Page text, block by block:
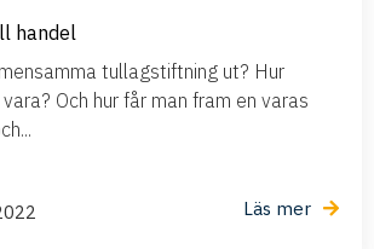
handel
tullagstiftning ut? Hur
Och hur får man fram en varas
Läs mer